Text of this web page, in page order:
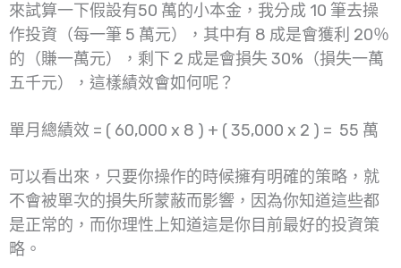
來試算一下假設有50 萬的小本金，我分成 10 筆去操
作投資（每一筆 5 萬元），其中有 8 成是會獲利 20％
的（賺一萬元），剩下 2 成是會損失 30%（損失一萬
五千元），這樣績效會如何呢？
單月總績效 = ( 60,000 x 8 ) + ( 35,000 x 2 ) = 55 萬
可以看出來，只要你操作的時候擁有明確的策略，就
不會被單次的損失所蒙蔽而影響，因為你知道這些都
是正常的，而你理性上知道這是你目前最好的投資策
略。